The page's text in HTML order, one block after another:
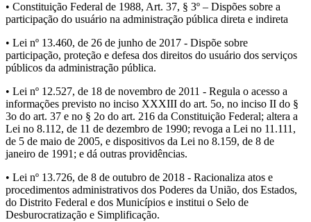
• Constituição Federal de 1988, Art. 37, § 3º – Dispões sobre a
participação do usuário na administração pública direta e indireta
• Lei nº 13.460, de 26 de junho de 2017 - Dispõe sobre
participação, proteção e defesa dos direitos do usuário dos serviços
públicos da administração pública.
• Lei nº 12.527, de 18 de novembro de 2011 - Regula o acesso a
informações previsto no inciso XXXIII do art. 5o, no inciso II do §
3o do art. 37 e no § 2o do art. 216 da Constituição Federal; altera a
Lei no 8.112, de 11 de dezembro de 1990; revoga a Lei no 11.111,
de 5 de maio de 2005, e dispositivos da Lei no 8.159, de 8 de
janeiro de 1991; e dá outras providências.
• Lei nº 13.726, de 8 de outubro de 2018 - Racionaliza atos e
procedimentos administrativos dos Poderes da União, dos Estados,
do Distrito Federal e dos Municípios e institui o Selo de
Desburocratização e Simplificação.